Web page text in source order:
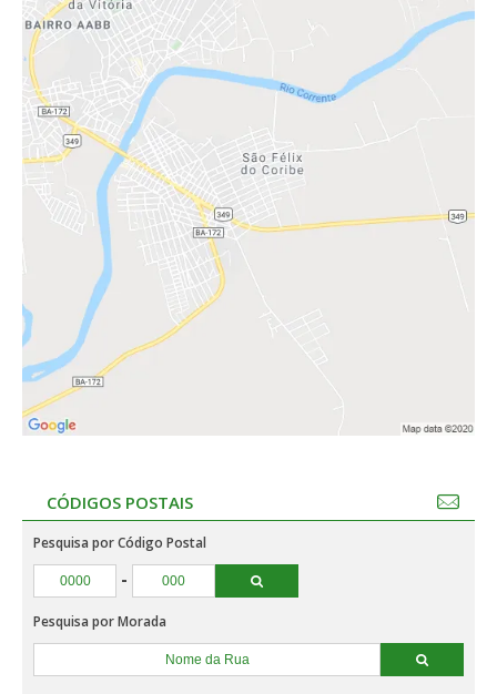
CÓDIGOS POSTAIS
Pesquisa por Código Postal
-
Pesquisa por Morada